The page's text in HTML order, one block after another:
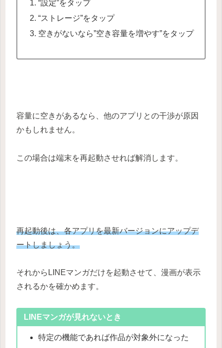
“設定”をタップ
“ストレージ”をタップ
空きがないなら”空き容量を増やす”をタップ
容量に空きがあるなら、他のアプリとの干渉が原因
かもしれません。
この場合は端末を再起動させれば解消します。
再起動後は、各アプリを最新バージョンにアップデ
ートしましょう。
それからLINEマンガだけを起動させて、漫画が表示
されるかを確かめます。
LINEマンガが見れないとき
特定の機能であれば作品が対象外になった